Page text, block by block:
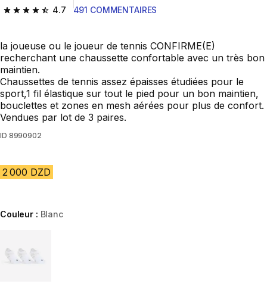
4.7
4.7 out of 5 stars from 491 reviews
491 COMMENTAIRES
la joueuse ou le joueur de tennis CONFIRME(E)
recherchant une chaussette confortable avec un très bon
maintien.
Chaussettes de tennis assez épaisses étudiées pour le
sport,1 fil élastique sur tout le pied pour un bon maintien,
bouclettes et zones en mesh aérées pour plus de confort.
Vendues par lot de 3 paires.
ID 8990902
2 000 DZD
Couleur : Blanc